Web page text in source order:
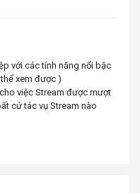
với các tính năng nổi bậc
xem được )
việc Stream được mượt
cứ tác vụ Stream nào
tới chuyên cũng